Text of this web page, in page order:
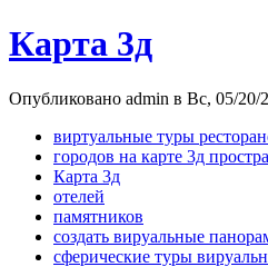
Карта 3д
Опубликовано admin в Вс, 05/20/
виртуальные туры
городов на карте 3д
Карта 3д
отелей
памятников
создать вируальные
сферические туры